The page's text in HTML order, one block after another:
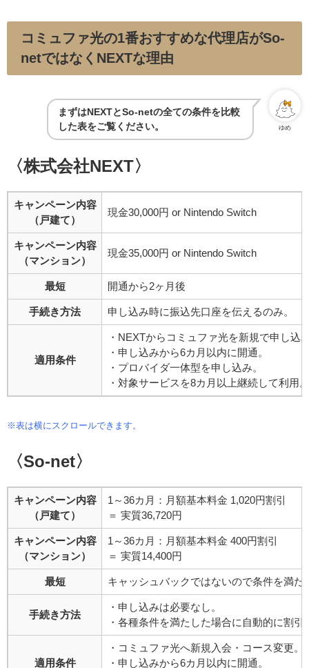
コミュファ光の1番おすすめな代理店がSo-
netではなくNEXTな理由
ゆめ
まずはNEXTとSo-netの全ての条件を比較
した表をご覧ください。
〈株式会社NEXT〉
キャンペーン内容
（戸建て）
現金30,000円 or Nintendo Switch
キャンペーン内容
（マンション）
現金35,000円 or Nintendo Switch
最短 開通から2ヶ月後
手続き方法 申し込み時に振込先口座を伝えるのみ。
適用条件
・NEXTからコミュファ光を新規で申し込
・申し込みから6カ月以内に開通。
・プロバイダ一体型を申し込み。
・対象サービスを8カ月以上継続して利用。
※表は横にスクロールできます。
〈So-net〉
キャンペーン内容
（戸建て）
1～36カ月：月額基本料金 1,020円割引
＝ 実質36,720円
キャンペーン内容
（マンション）
1～36カ月：月額基本料金 400円割引
＝ 実質14,400円
最短 キャッシュバックではないので条件を満
手続き方法
・申し込みは必要なし。
・各種条件を満たした場合に自動的に割引
適用条件
・コミュファ光へ新規入会・コース変更。
・申し込みから6カ月以内に開通。